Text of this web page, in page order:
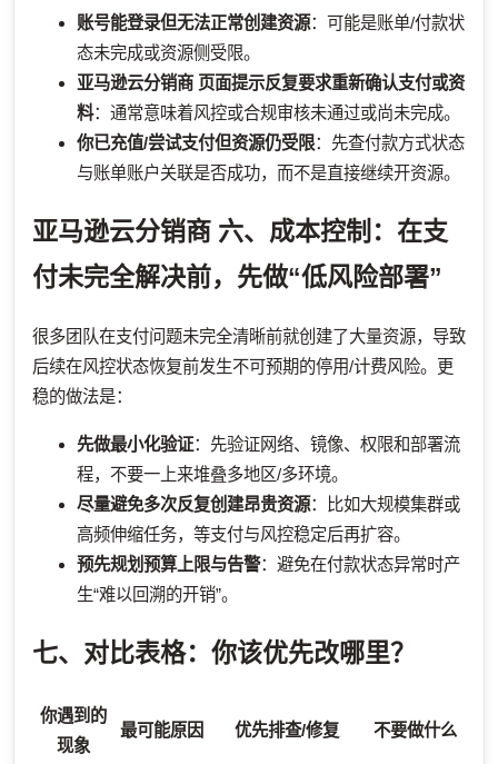
账号能登录但无法正常创建资源：可能是账单/付款状
态未完成或资源侧受限。
亚马逊云分销商 页面提示反复要求重新确认支付或资
料：通常意味着风控或合规审核未通过或尚未完成。
你已充值/尝试支付但资源仍受限：先查付款方式状态
与账单账户关联是否成功，而不是直接继续开资源。
亚马逊云分销商 六、成本控制：在支
付未完全解决前，先做“低风险部署”
很多团队在支付问题未完全清晰前就创建了大量资源，导致
后续在风控状态恢复前发生不可预期的停用/计费风险。更
稳的做法是：
先做最小化验证：先验证网络、镜像、权限和部署流
程，不要一上来堆叠多地区/多环境。
尽量避免多次反复创建昂贵资源：比如大规模集群或
高频伸缩任务，等支付与风控稳定后再扩容。
预先规划预算上限与告警：避免在付款状态异常时产
生“难以回溯的开销”。
七、对比表格：你该优先改哪里？
你遇到的
现象
最可能原因 优先排查/修复 不要做什么